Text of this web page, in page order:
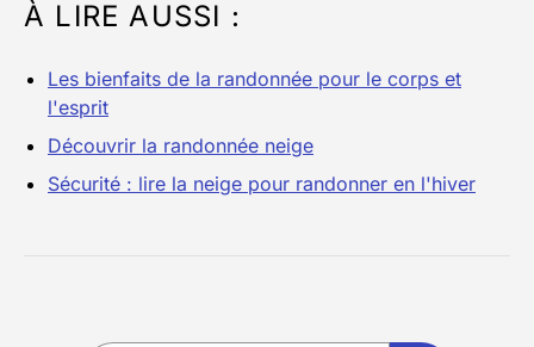
À LIRE AUSSI :
Les bienfaits de la randonnée pour le corps et
l'esprit
Découvrir la randonnée neige
Sécurité : lire la neige pour randonner en l'hiver